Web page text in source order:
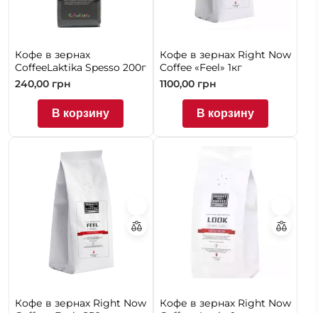
Кофе в зернах
CoffeeLaktika Spesso 200г
240,00 грн
В корзину
Кофе в зернах Right Now
Coffee «Feel» 1кг
1100,00 грн
В корзину
Кофе в зернах Right Now
Кофе в зернах Right Now